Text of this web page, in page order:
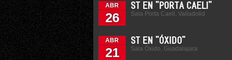
ABR
26
ST EN "PORTA CAELI"
Sala Porta Caeli, Valladolid
ABR
21
ST EN "ÓXIDO"
Sala Óxido, Guadalajara